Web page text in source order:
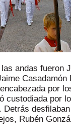
andas fueron
por
custodiada por
Detrás
Rubén